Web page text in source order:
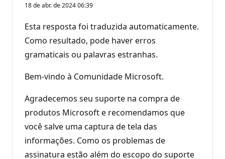
18 de abr. de 2024 06:39
Esta resposta foi traduzida automaticamente.
Como resultado, pode haver erros
gramaticais ou palavras estranhas.
Bem-vindo à Comunidade Microsoft.
Agradecemos seu suporte na compra de
produtos Microsoft e recomendamos que
você salve uma captura de tela das
informações. Como os problemas de
assinatura estão além do escopo do suporte